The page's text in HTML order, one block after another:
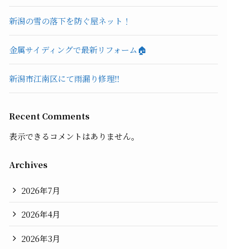
新潟の雪の落下を防ぐ屋ネット！
金属サイディングで最新リフォーム🏠
新潟市江南区にて雨漏り修理‼️
Recent Comments
表示できるコメントはありません。
Archives
2026年7月
2026年4月
2026年3月